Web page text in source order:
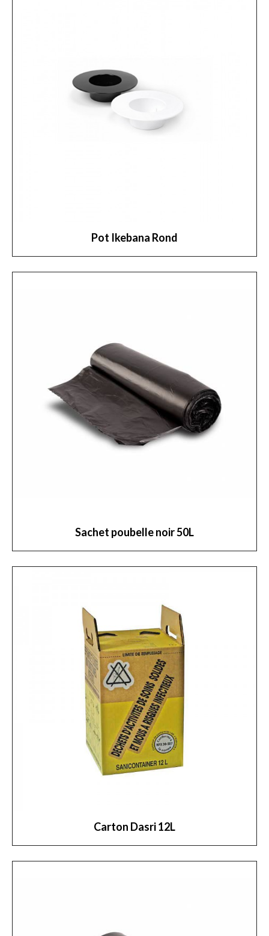
Pot Ikebana Rond
Sachet poubelle noir 50L
Carton Dasri 12L